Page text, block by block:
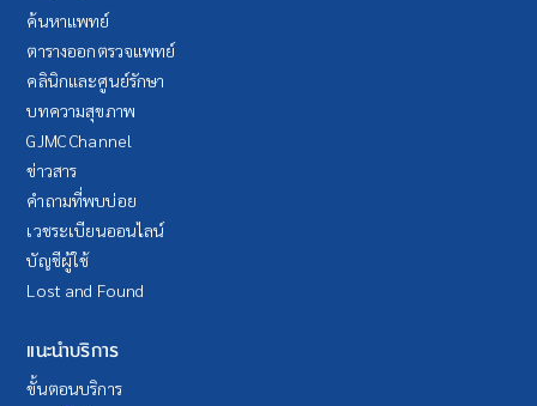
ค้นหาแพทย์
ตารางออกตรวจแพทย์
คลินิกและศูนย์รักษา
บทความสุขภาพ
GJMC Channel
ข่าวสาร
คำถามที่พบบ่อย
เวชระเบียนออนไลน์
บัญชีผู้ใช้
Lost and Found
แนะนำบริการ
ขั้นตอนบริการ